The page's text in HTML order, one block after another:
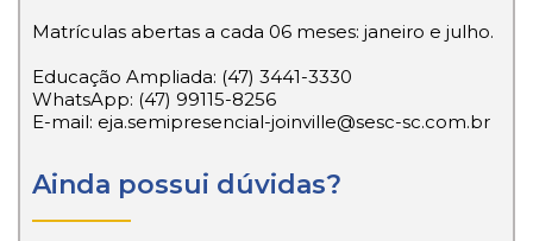
Matrículas abertas a cada 06 meses: janeiro e julho.
Educação Ampliada: (47) 3441-3330
WhatsApp: (47) 99115-8256
E-mail: eja.semipresencial-joinville@sesc-sc.com.br
Ainda possui dúvidas?